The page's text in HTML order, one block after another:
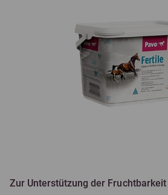
Zur Unterstützung der Fruchtbarkeit